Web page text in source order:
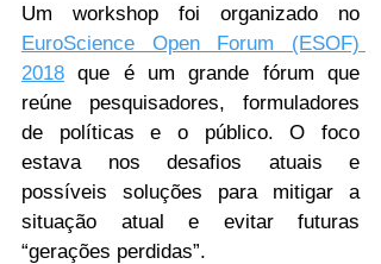
EuroScience Open Forum (ESOF)
2018 que é um grande fórum que
reúne pesquisadores, formuladores
de políticas e o público. O foco
estava nos desafios atuais e
possíveis soluções para mitigar a
situação atual e evitar futuras
“gerações perdidas”.